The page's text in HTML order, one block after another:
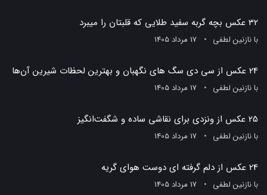
32 عکس بچه گربه سفید طلایی که قلبتان را میبرد
بانازنین لطفی 17 مرداد 1405
24 عکس از سی دی سگ های نگهبان و بهترین لحظات شیرین آن‌ها
بانازنین لطفی 17 مرداد 1405
25 عکس از ونزدی برای نقاشی ساده و شگفت‌انگیز
بانازنین لطفی 17 مرداد 1405
24 عکس از دلم گرفته ای دوست هوای گریه
بانازنین لطفی 17 مرداد 1405